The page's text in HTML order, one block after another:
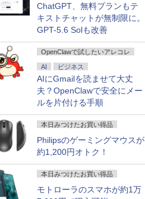
ChatGPT、無料プランもテ
キストチャットが無制限に。
GPT-5.6 Solも改善
OpenClawで試したいアレコレ
AI ビジネス
AIにGmailを読ませて大丈
夫？OpenClawで安全にメー
ルを片付ける手順
本日みつけたお買い得品
Philipsのゲーミングマウスが
約1,200円オトク！
本日みつけたお買い得品
モトローラのスマホが約1万